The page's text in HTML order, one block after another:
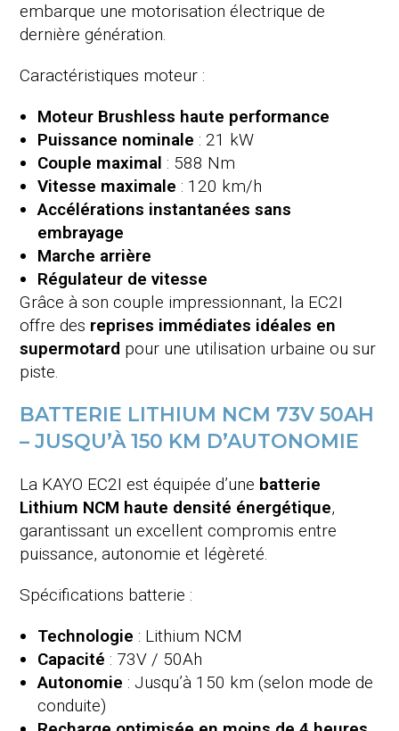
embarque une motorisation électrique de
dernière génération.
Caractéristiques moteur :
Moteur Brushless haute performance
Puissance nominale : 21 kW
Couple maximal : 588 Nm
Vitesse maximale : 120 km/h
Accélérations instantanées sans
embrayage
Marche arrière
Régulateur de vitesse
Grâce à son couple impressionnant, la EC2I
offre des reprises immédiates idéales en
supermotard pour une utilisation urbaine ou sur
piste.
BATTERIE LITHIUM NCM 73V 50AH
– JUSQU’À 150 KM D’AUTONOMIE
La KAYO EC2I est équipée d’une batterie
Lithium NCM haute densité énergétique,
garantissant un excellent compromis entre
puissance, autonomie et légèreté.
Spécifications batterie :
Technologie : Lithium NCM
Capacité : 73V / 50Ah
Autonomie : Jusqu’à 150 km (selon mode de
conduite)